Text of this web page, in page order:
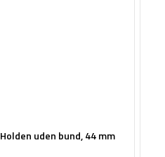
Holden uden bund, 44 mm